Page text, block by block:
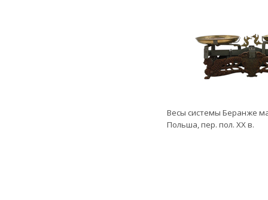
Весы системы Беранже
Польша, пер. пол. ХХ в.